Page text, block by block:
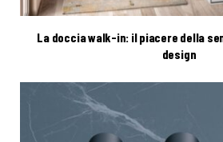
La doccia walk-in: il piacere della
design